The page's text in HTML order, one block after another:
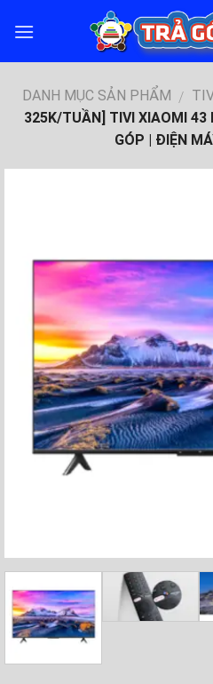
DANH MỤC SẢN PHẨM /
325K/TUẦN] TIVI XIAOMI 43
GÓP | ĐIỆN